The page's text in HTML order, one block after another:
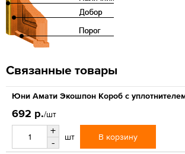
Связанные товары
Юни Амати Экошпон Короб с
692 р./шт
+
-
шт В корзину